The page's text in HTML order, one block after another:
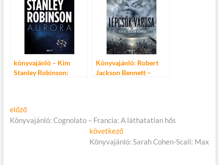
könyvajánló – Kim
Stanley Robinson:
Könyvajánló: Robert
Jackson Bennett –
Bejegyzés
navigáció
előzőElőző
cikk:
Könyvajánló: Cognolato – Francia: A láthatatlan hős
következőKövetkező
cikk:
Könyvajánló: Sarah Cohen-Scali: Max